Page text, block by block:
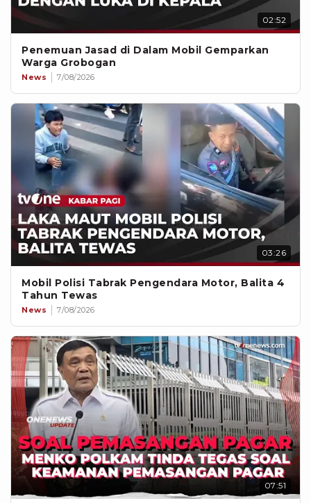
02:52
Penemuan Jasad di Dalam Mobil Gemparkan
Warga Grobogan
News 7/08/2026
03:26
Mobil Polisi Tabrak Pengendara Motor, Balita 4
Tahun Tewas
News 7/08/2026
07:51